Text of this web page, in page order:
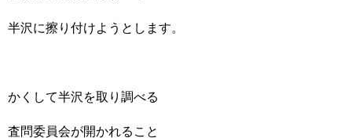
半沢に擦り付けようとします。
かくして半沢を取り調べる
査問委員会が開かれること